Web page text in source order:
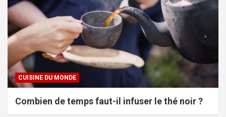
CUISINE DU MONDE
Combien de temps faut-il infuser le thé noir ?